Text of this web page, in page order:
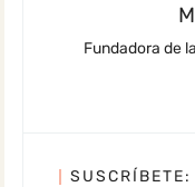
Fundadora de
SUSCRÍBETE: